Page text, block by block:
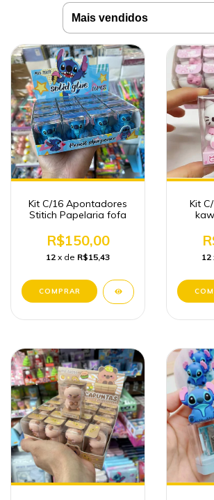
Kit C/16 Apontadores
Stitich Papelaria fofa
R$150,00
12 x de R$15,43
Kit
12